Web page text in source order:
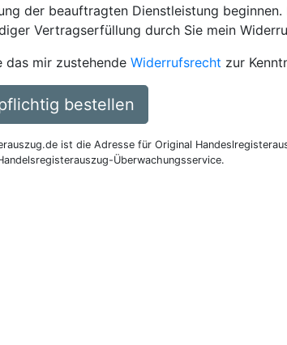
der beauftragten Dienstleistung
Vertragserfüllung durch Sie mein
das mir zustehende Widerrufsrecht zur
bestellen
ist die Adresse für Original
Überwachungsservice.